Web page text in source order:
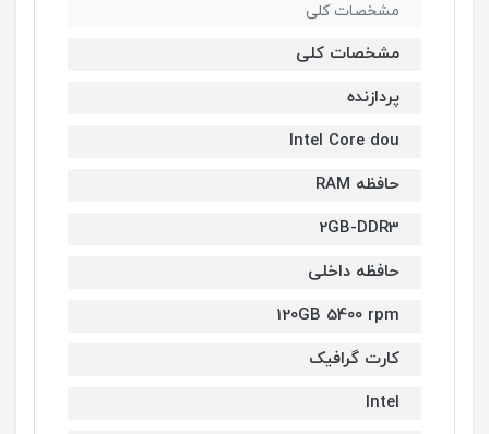
مشخصات کلی
مشخصات کلی
پردازنده
Intel Core dou
حافظه RAM
2GB-DDR3
حافظه داخلی
120GB 5400 rpm
کارت گرافیک
Intel